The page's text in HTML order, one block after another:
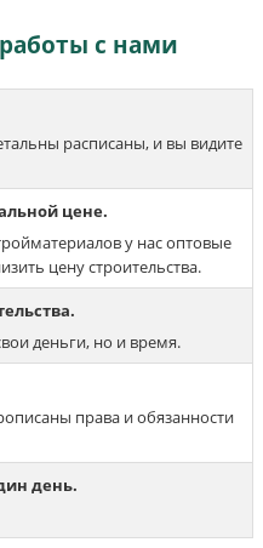
с нами
расписаны, и вы видите
цене.
у нас оптовые
цену строительства.
деньги, но и время.
права и обязанности
день.